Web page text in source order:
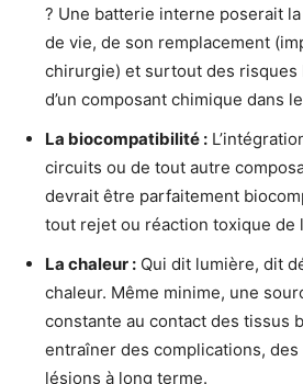
? Une batterie interne poserait
de vie, de son remplacement
chirurgie) et surtout des risques
d’un composant chimique dans
La biocompatibilité :
circuits ou de tout autre
devrait être parfaitement
tout rejet ou réaction toxique de
La chaleur : Qui dit lumière, dit
chaleur. Même minime, une
constante au contact des tissus
entraîner des complications,
lésions à long terme.